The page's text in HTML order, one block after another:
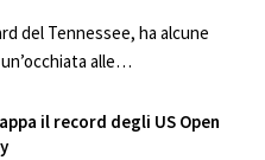
del Tennessee, ha alcune
alle…
il record degli US Open